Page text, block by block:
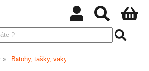
Batohy, tašky, vaky